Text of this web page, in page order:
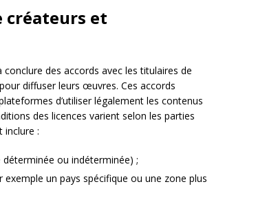
créateurs et
des accords avec les titulaires de
diffuser leurs œuvres. Ces accords
d’utiliser légalement les contenus
des licences varient selon les parties
inclure :
ou indéterminée) ;
un pays spécifique ou une zone plus